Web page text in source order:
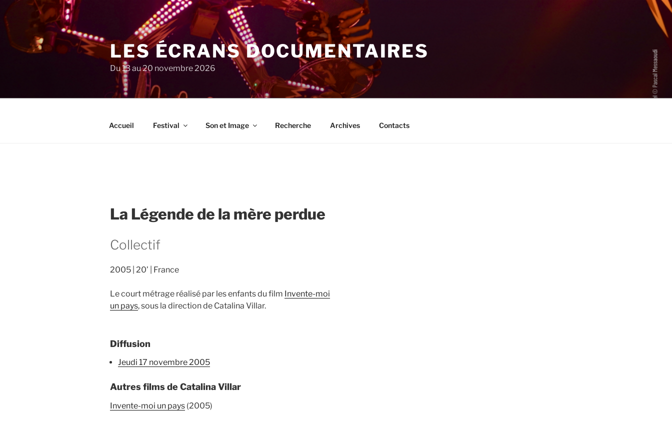
au
contenu
principal
LES ÉCRANS DOCUMENTAIRES
Du 13 au 20 novembre 2026
Accueil Festival Son et Image Recherche Archives Contacts
La Légende de la mère perdue
Collectif
2005 20’ France
Le court métrage réalisé par les enfants du film Invente-moi
un pays, sous la direction de Catalina Villar.
Diffusion
jeudi 17 novembre 2005
Autres films de Catalina Villar
Invente-moi un pays (2005)